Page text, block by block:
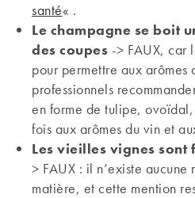
santé« .
Le champagne se boit
des coupes -> FAUX, car
pour permettre aux arômes
professionnels
en forme de tulipe,
fois aux arômes du vin et
Les vieilles vignes sont
> FAUX : il n’existe
matière, et cette mention